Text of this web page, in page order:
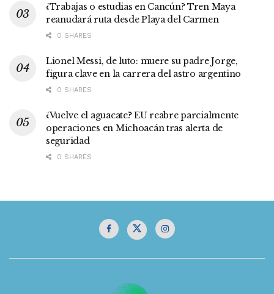
¿Trabajas o estudias en Cancún? Tren Maya
reanudará ruta desde Playa del Carmen
0 SHARES
Lionel Messi, de luto: muere su padre Jorge,
figura clave en la carrera del astro argentino
0 SHARES
¿Vuelve el aguacate? EU reabre parcialmente
operaciones en Michoacán tras alerta de
seguridad
0 SHARES